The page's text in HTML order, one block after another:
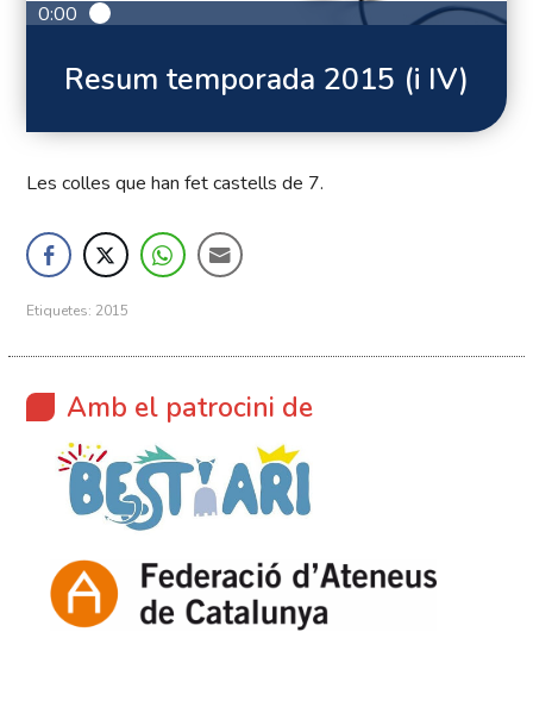
0:00
Resum temporada 2015 (i IV)
Les colles que han fet castells de 7.
Etiquetes: 2015
Amb el patrocini de